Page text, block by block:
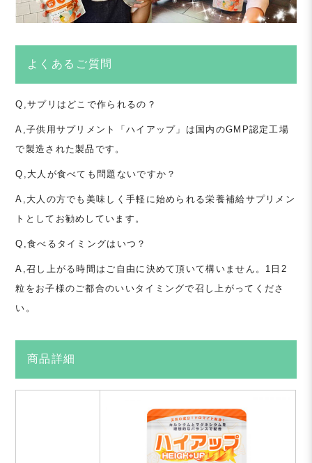
よくあるご質問
Q,サプリはどこで作られるの？
A,子供用サプリメント「ハイアップ」は国内のGMP認定工場
で製造された製品です。
Q,大人が食べても問題ないですか？
A,大人の方でも美味しく手軽に始められる栄養補給サプリメン
トとしてお勧めしています。
Q,食べるタイミングはいつ？
A,召し上がる時間はご自由に決めて頂いて構いません。1日2
粒をお子様のご都合のいいタイミングで召し上がってくださ
い。
商品詳細